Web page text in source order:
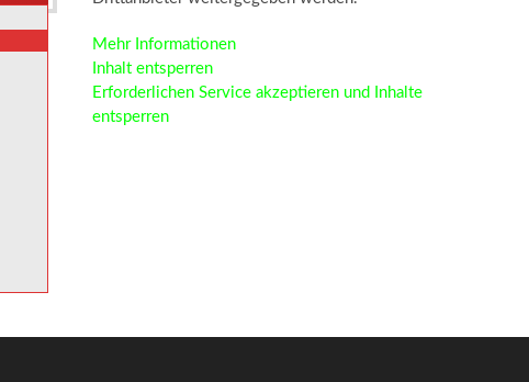
Mehr Informationen
Inhalt entsperren
Erforderlichen Service akzeptieren und Inhalte
entsperren